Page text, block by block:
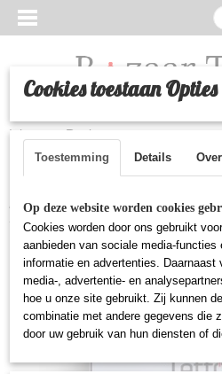
Inloggen Registreren
Home >Elektronica>Elektrische
Cookies toestaan Opties
Toestemming Details Over
Op deze website worden cookies
Cookies worden door ons gebruikt
aanbieden van sociale media-functies
informatie en advertenties. Daarnaast
media-, advertentie- en
hoe u onze site gebruikt. Zij kunnen
combinatie met andere gegevens die
door uw gebruik van hun diensten of